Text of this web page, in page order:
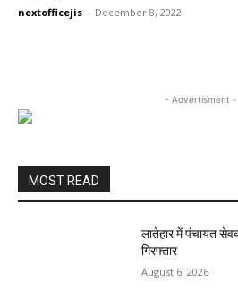
nextofficejis - December 8, 2022
- Advertisment -
MOST READ
लातेहार में पंचायत
गिरफ्तार
August 6, 2026